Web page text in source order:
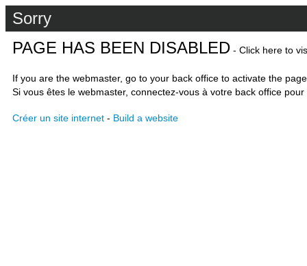
Sorry
PAGE HAS BEEN DISABLED - Click here to
If you are the webmaster, go to your back office to activate the
Si vous êtes le webmaster, connectez-vous à votre back office
Créer un site internet - Build a website